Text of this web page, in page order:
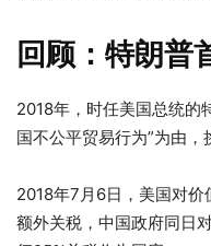
回顾：特朗普
2018年，时任美国总统的
国不公平贸易行为”为由，
2018年7月6日，美国对
额外关税，中国政府同日